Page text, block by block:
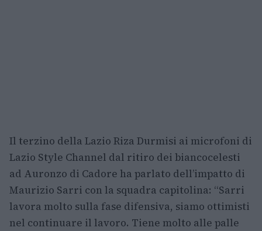
Il terzino della Lazio Riza Durmisi ai microfoni di
Lazio Style Channel dal ritiro dei biancocelesti
ad Auronzo di Cadore ha parlato dell’impatto di
Maurizio Sarri con la squadra capitolina: “Sarri
lavora molto sulla fase difensiva, siamo ottimisti
nel continuare il lavoro. Tiene molto alle palle